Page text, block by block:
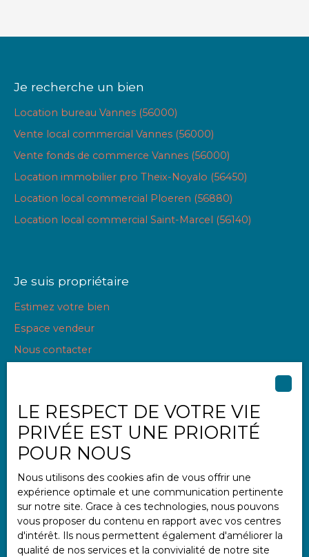
Je recherche un bien
Location bureau Vannes (56000)
Vente local commercial Vannes (56000)
Vente fonds de commerce Vannes (56000)
Location immobilier pro Theix-Noyalo (56450)
Location local commercial Ploeren (56880)
Location local commercial Saint-Marcel (56140)
Je suis propriétaire
Estimez votre bien
Espace vendeur
Nous contacter
Informations
Nos honoraires
Mentions légales
Politique de confidentialité
Plan du site
Gérer les cookies
Propulsé par
LE RESPECT DE VOTRE VIE
PRIVÉE EST UNE PRIORITÉ
POUR NOUS
Nous utilisons des cookies afin de vous offrir une
expérience optimale et une communication pertinente
sur notre site. Grace à ces technologies, nous pouvons
vous proposer du contenu en rapport avec vos centres
d'intérêt. Ils nous permettent également d'améliorer la
qualité de nos services et la convivialité de notre site